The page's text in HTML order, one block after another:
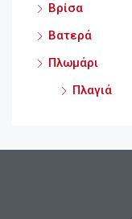
Βρίσα
Βατερά
Πλωμάρι
Πλαγιά